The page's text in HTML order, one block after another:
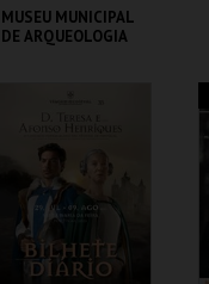
MUSEU MUNICIPAL
DE ARQUEOLOGIA
MAIS INFO
COMPRAR